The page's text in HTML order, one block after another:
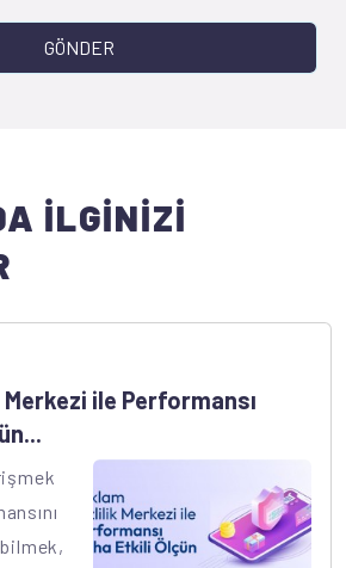
GÖNDER
İLGİNİZİ
ile Performansı